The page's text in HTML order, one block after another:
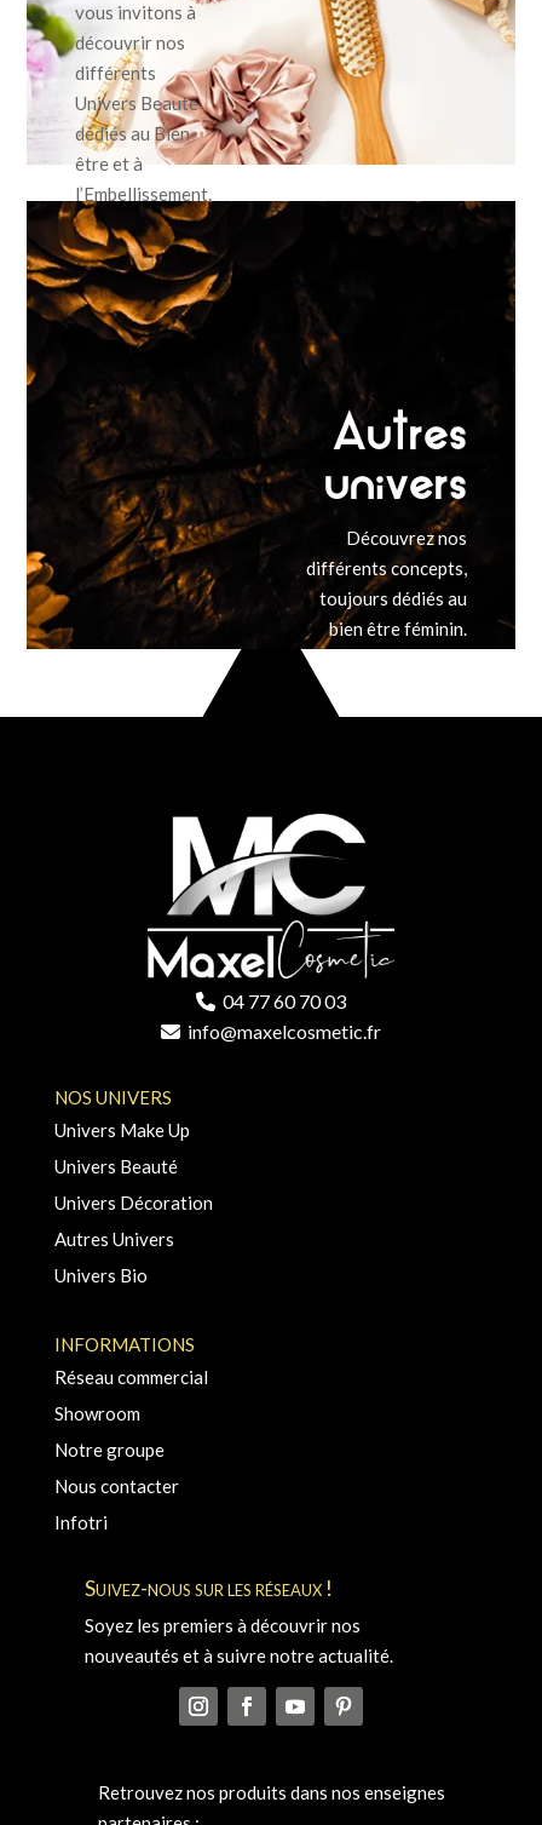
vous invitons à
découvrir nos
différents
Univers Beauté
dédiés au Bien-
être et à
l’Embellissement.
Autres
univers
Découvrez nos
différents concepts,
toujours dédiés au
bien être féminin.
04 77 60 70 03
info@maxelcosmetic.fr
NOS UNIVERS
Univers Make Up
Univers Beauté
Univers Décoration
Autres Univers
Univers Bio
INFORMATIONS
Réseau commercial
Showroom
Notre groupe
Nous contacter
Infotri
Suivez-nous sur les réseaux !
Soyez les premiers à découvrir nos
nouveautés et à suivre notre actualité.
Retrouvez nos produits dans nos enseignes